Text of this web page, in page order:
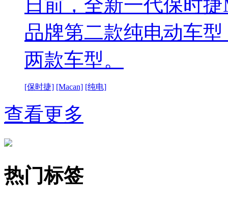
日前，全新一代保时
品牌第二款纯电动车型
两款车型。
[保时捷] [Macan] [纯电]
查看更多
热门标签